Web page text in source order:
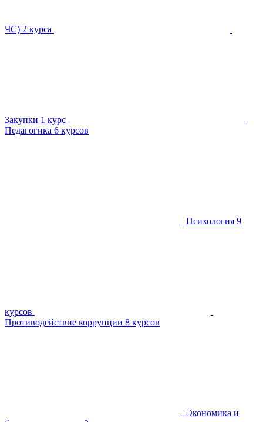
ЧС) 2 курса
Закупки 1 курс
Педагогика 6 курсов
Психология 9
курсов
Противодействие коррупции 8 курсов
Экономика и